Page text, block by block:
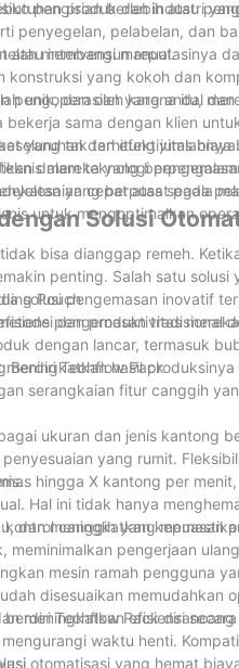
pengisian berlebih atau
produk dan industri
penyegelan, pelabelan, dan
atau intervensi manual.
membangun reputasinya
yang kokoh dan
pengoperasian yang andal dan
unik, dan oleh karena itu,
sama dengan klien
dan efektivitas
mereka yang
cepat atas segala
yang tak terhitung
dalam teknologi
yang berpusat pada
untuk mengoptimalkan
Solusi
bisa dianggap remeh.
penting. Salah satu
solusi pengemasan inovatif
dan produktivitas
Pouch
pengemasan tradisional
dengan lancar, termasuk
hasil
Berdiri Techflow Pack
serangkaian fitur canggih
ukuran dan jenis kantong
yang rumit.
hingga X kantong per
Hal ini tidak hanya
dan meningkatkan kepuasan
canggih yang
pengerjaan
mesin ramah pengguna
disesuaikan memudahkan
meningkatkan efisiensi
Techflow Pack
waktu henti.
otomatisasi yang hemat